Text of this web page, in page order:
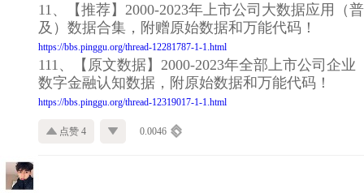
11、【推荐】2000-2023年上市公司大数据应用（普
及）数据合集，附赠原始数据和万能代码！
https://bbs.pinggu.org/thread-12281787-1-1.html
111、【原文数据】2000-2023年全部上市公司企业
数字金融认知数据，附原始数据和万能代码！
https://bbs.pinggu.org/thread-12319017-1-1.html
点赞 4 0.0046